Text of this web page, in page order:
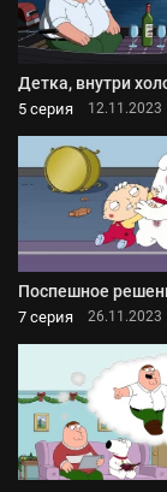
Детка, внутри
5 серия 12.11.2023
Поспешное
7 серия 26.11.2023